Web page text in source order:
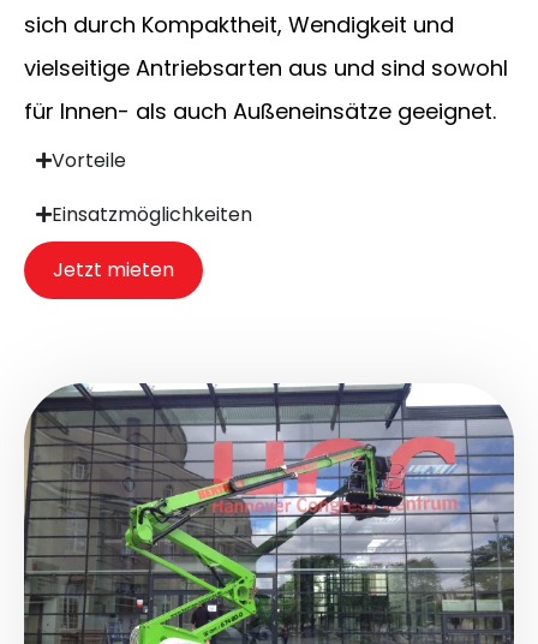
sich durch Kompaktheit, Wendigkeit und
vielseitige Antriebsarten aus und sind sowohl
für Innen- als auch Außeneinsätze geeignet.
Vorteile
Einsatzmöglichkeiten
Jetzt mieten